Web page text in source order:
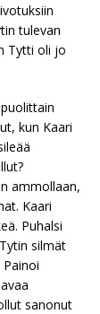
tulevan
Tytti oli jo
kun Kaari
ammollaan,
Kaari
Puhalsi
silmät
sanonut